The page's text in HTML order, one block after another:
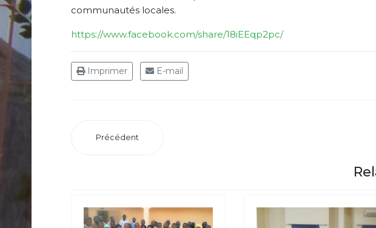
communautés locales.
https://www.facebook.com/share/18iEEqp2pc/
Imprimer E-mail
Précédent